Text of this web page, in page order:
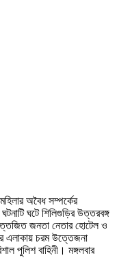
অবৈধ সম্পর্কের
ঘটে শিলিগুড়ির উত্তরবঙ্গ
জনতা নেতার হোটেল ও
এলাকায় চরম উত্তেজনা
পুলিশ বাহিনী। মঙ্গলবার